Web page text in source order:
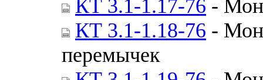
КТ 3.1-1.17-76 -
КТ 3.1-1.18-76 -
перемычек